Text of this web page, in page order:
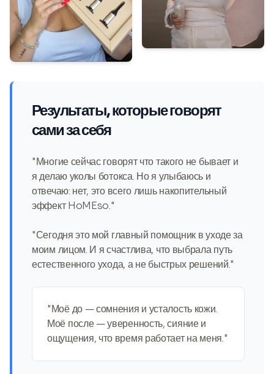
Результаты, которые говорят
сами за себя
"Многие сейчас говорят что такого не бывает и
я делаю уколы ботокса. Но я улыбаюсь и
отвечаю: нет, это всего лишь накопительный
эффект HoMEso."
"Сегодня это мой главный помощник в уходе за
моим лицом. И я счастлива, что выбрала путь
естественного ухода, а не быстрых решений."
"Моё до — сомнения и усталость кожи.
Моё после — уверенность, сияние и
ощущения, что время работает на меня."